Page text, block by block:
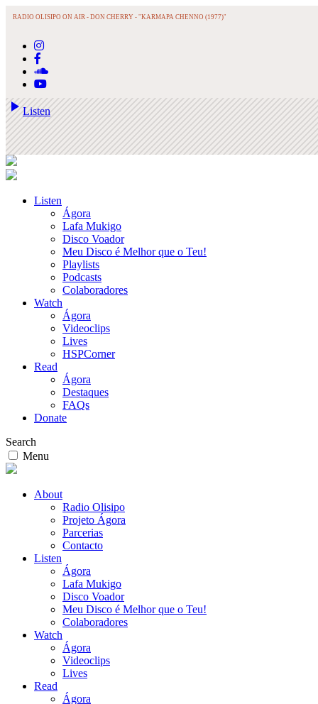
play_arrowListen
RADIO OLISIPO ON AIR - DON CHERRY - "KARMAPA CHENNO (1977)"
Listen
Ágora
Lafa Mukigo
Disco Voador
Meu Disco é Melhor que o Teu!
Playlists
Podcasts
Colaboradores
Watch
Ágora
Videoclips
Lives
HSPCorner
Read
Ágora
Destaques
FAQs
Donate
Search
Menu
About
Radio Olisipo
Projeto Ágora
Parcerias
Contacto
Listen
Ágora
Lafa Mukigo
Disco Voador
Meu Disco é Melhor que o Teu!
Colaboradores
Watch
Ágora
Videoclips
Lives
Read
Ágora